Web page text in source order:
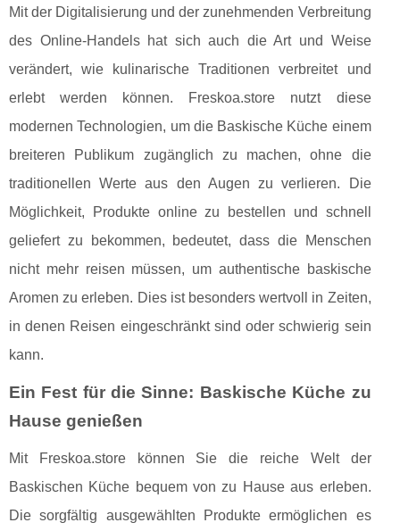
Mit der Digitalisierung und der zunehmenden Verbreitung
des Online-Handels hat sich auch die Art und Weise
verändert, wie kulinarische Traditionen verbreitet und
erlebt werden können. Freskoa.store nutzt diese
modernen Technologien, um die Baskische Küche einem
breiteren Publikum zugänglich zu machen, ohne die
traditionellen Werte aus den Augen zu verlieren. Die
Möglichkeit, Produkte online zu bestellen und schnell
geliefert zu bekommen, bedeutet, dass die Menschen
nicht mehr reisen müssen, um authentische baskische
Aromen zu erleben. Dies ist besonders wertvoll in Zeiten,
in denen Reisen eingeschränkt sind oder schwierig sein
kann.
Ein Fest für die Sinne: Baskische Küche zu
Hause genießen
Mit Freskoa.store können Sie die reiche Welt der
Baskischen Küche bequem von zu Hause aus erleben.
Die sorgfältig ausgewählten Produkte ermöglichen es